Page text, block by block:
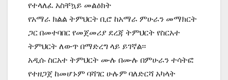
የተላለፈ አስቸኳይ መልዕክት
የአማራ ክልል ትምህርት ቢሮ ከአማራ ምሁራን መማክርት
ጋር በመተባበር የመጀመሪያ ደረጃ ትምህርት የስርአተ
ትምህርት ለውጥ በማድረግ ላይ ይገኛል፡፡
አዲሱ ስርአተ ትምህርት ሙሉ በሙሉ በምሁራን ተሳትፎ
የተዘጋጀ ከመሆኑም ባሻገር ሁሉም ባለድርሻ አካላት